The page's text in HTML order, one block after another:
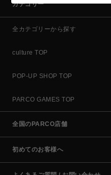
カテゴリー
全カテゴリーから探す
culture TOP
POP-UP SHOP TOP
PARCO GAMES TOP
全国のPARCO店舗
初めてのお客様へ